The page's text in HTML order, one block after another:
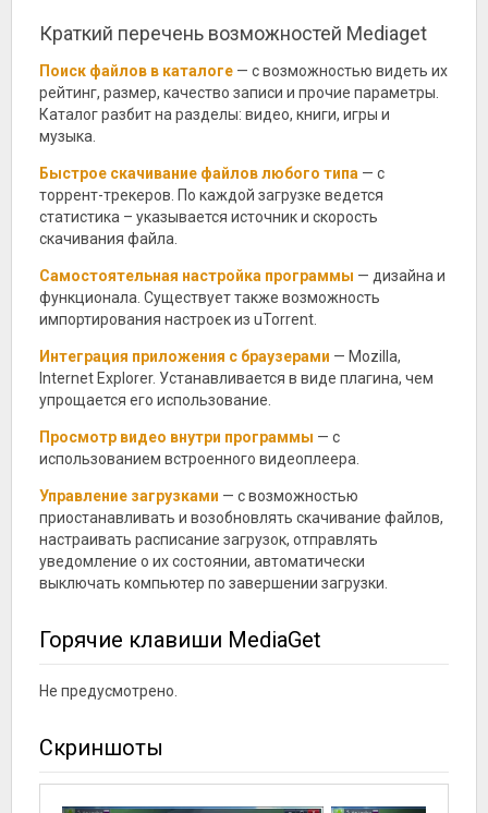
Краткий перечень возможностей Mediaget
Поиск файлов в каталоге — с возможностью видеть их
рейтинг, размер, качество записи и прочие параметры.
Каталог разбит на разделы: видео, книги, игры и
музыка.
Быстрое скачивание файлов любого типа — с
торрент-трекеров. По каждой загрузке ведется
статистика – указывается источник и скорость
скачивания файла.
Самостоятельная настройка программы — дизайна и
функционала. Существует также возможность
импортирования настроек из uTorrent.
Интеграция приложения с браузерами — Mozilla,
Internet Explorer. Устанавливается в виде плагина, чем
упрощается его использование.
Просмотр видео внутри программы — с
использованием встроенного видеоплеера.
Управление загрузками — с возможностью
приостанавливать и возобновлять скачивание файлов,
настраивать расписание загрузок, отправлять
уведомление о их состоянии, автоматически
выключать компьютер по завершении загрузки.
Горячие клавиши MediaGet
Не предусмотрено.
Скриншоты